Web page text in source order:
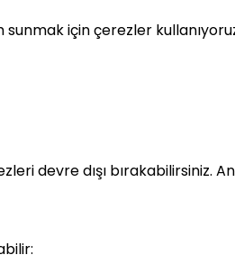
için çerezler
devre dışı bırakabilirsiniz.